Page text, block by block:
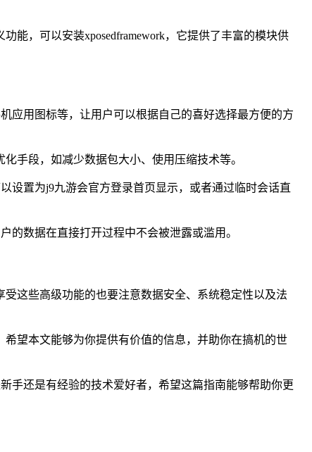
能，可以安装xposedframework，它提供了丰富的模块供
应用图标等，让用户可以根据自己的喜好选择最方便的方
手段，如减少数据包大小、使用压缩技术等。
设置为j9九游会官方登录首页显示，或者通过临时会话直
的数据在直接打开过程中不会被泄露或滥用。
这些高级功能的也要注意数据安全、系统稳定性以及法
望本文能够为你提供有价值的信息，并助你在搞机的世
手还是有经验的技术爱好者，希望这篇指南能够帮助你更